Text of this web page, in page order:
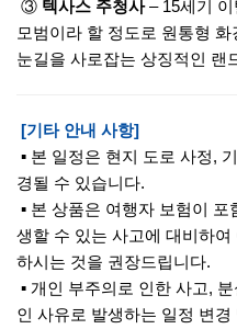
③ 텍사스 주청사– 15세기 이
모범이라 할 정도로 원통형
눈길을 사로잡는 상징적인 랜
[기타 안내 사항]
▪ 본 일정은 현지 도로 사정,
경될 수 있습니다.
▪ 본 상품은 여행자 보험이
생할 수 있는 사고에 대비하
하시는 것을 권장드립니다.
▪ 개인 부주의로 인한 사고,
인 사유로 발생하는 일정 변